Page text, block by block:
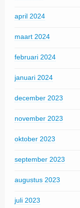
april 2024
maart 2024
februari 2024
januari 2024
december 2023
november 2023
oktober 2023
september 2023
augustus 2023
juli 2023